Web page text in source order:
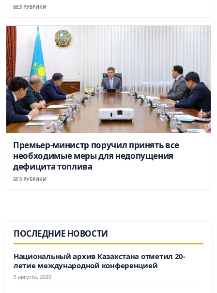
БЕЗ РУБРИКИ
Премьер-министр поручил принять все
необходимые меры для недопущения
дефицита топлива
БЕЗ РУБРИКИ
ПОСЛЕДНИЕ НОВОСТИ
Национальный архив Казахстана отметил 20-
летие международной конференцией
5 августа, 2026